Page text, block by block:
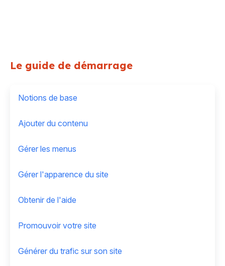
Le guide de démarrage
Notions de base
Ajouter du contenu
Gérer les menus
Gérer l'apparence du site
Obtenir de l'aide
Promouvoir votre site
Générer du trafic sur son site